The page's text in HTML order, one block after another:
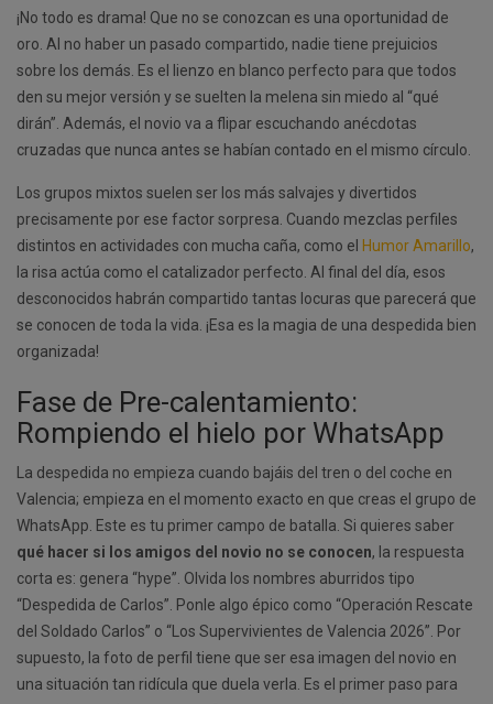
¡No todo es drama! Que no se conozcan es una oportunidad de
oro. Al no haber un pasado compartido, nadie tiene prejuicios
sobre los demás. Es el lienzo en blanco perfecto para que todos
den su mejor versión y se suelten la melena sin miedo al “qué
dirán”. Además, el novio va a flipar escuchando anécdotas
cruzadas que nunca antes se habían contado en el mismo círculo.
Los grupos mixtos suelen ser los más salvajes y divertidos
precisamente por ese factor sorpresa. Cuando mezclas perfiles
distintos en actividades con mucha caña, como el Humor Amarillo,
la risa actúa como el catalizador perfecto. Al final del día, esos
desconocidos habrán compartido tantas locuras que parecerá que
se conocen de toda la vida. ¡Esa es la magia de una despedida bien
organizada!
Fase de Pre-calentamiento:
Rompiendo el hielo por WhatsApp
La despedida no empieza cuando bajáis del tren o del coche en
Valencia; empieza en el momento exacto en que creas el grupo de
WhatsApp. Este es tu primer campo de batalla. Si quieres saber
qué hacer si los amigos del novio no se conocen, la respuesta
corta es: genera “hype”. Olvida los nombres aburridos tipo
“Despedida de Carlos”. Ponle algo épico como “Operación Rescate
del Soldado Carlos” o “Los Supervivientes de Valencia 2026”. Por
supuesto, la foto de perfil tiene que ser esa imagen del novio en
una situación tan ridícula que duela verla. Es el primer paso para